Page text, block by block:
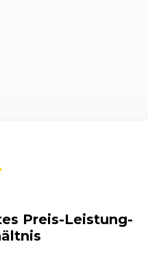
Preis-Leistung-